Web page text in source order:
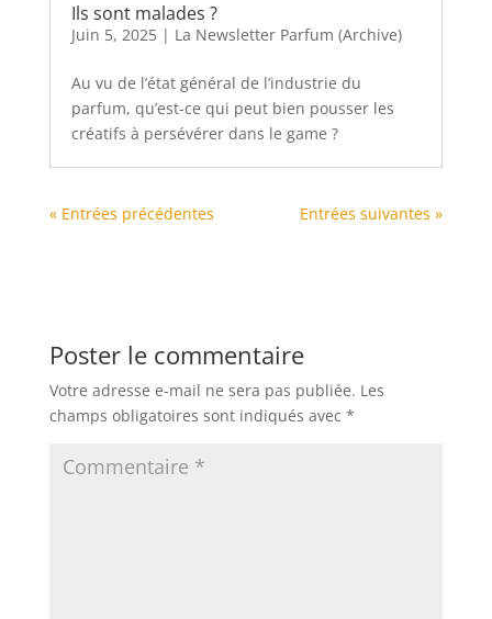
Ils sont malades ?
Juin 5, 2025| La Newsletter Parfum (Archive)
Au vu de l’état général de l’industrie du
parfum, qu’est-ce qui peut bien pousser les
créatifs à persévérer dans le game ?
« Entrées précédentes Entrées suivantes »
Poster le commentaire
Votre adresse e-mail ne sera pas publiée. Les
champs obligatoires sont indiqués avec *